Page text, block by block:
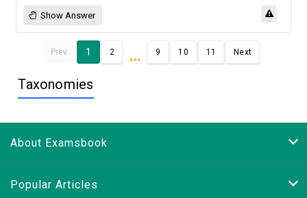
Show Answer
Prev 1 2 … 9 10 11 Next
Taxonomies
About Examsbook
Popular Articles